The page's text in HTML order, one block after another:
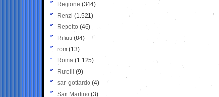
Regione (344)
Renzi (1.521)
Repetto (46)
Rifiuti (84)
rom (13)
Roma (1.125)
Rutelli (9)
san gottardo (4)
San Martino (3)